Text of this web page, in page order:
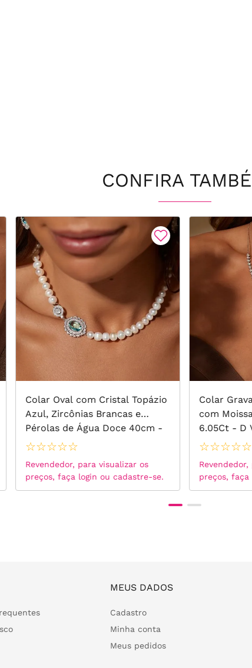
CONFIRA
Colar Oval com Cristal Topázio
Azul, Zircônias Brancas e
Pérolas de Água Doce 40cm -
Prata 925
☆☆☆☆☆
Revendedor, para visualizar os
preços, faça login ou cadastre-se.
Colar
com
6.05Ct - D
925
☆☆☆☆☆
preços, faça
MEUS DADOS
Cadastro
Minha conta
Meus pedidos